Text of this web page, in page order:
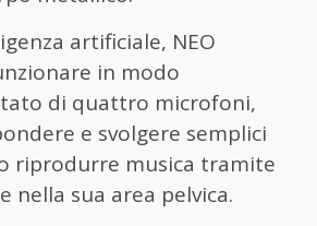
artificiale, NEO
in modo
di quattro microfoni,
e svolgere semplici
riprodurre musica tramite
nella sua area pelvica.